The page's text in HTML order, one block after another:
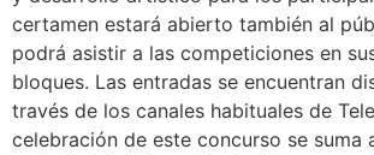
certamen estará abierto también al
podrá asistir a las competiciones en
bloques. Las entradas se encuentran
través de los canales habituales de
celebración de este concurso se suma